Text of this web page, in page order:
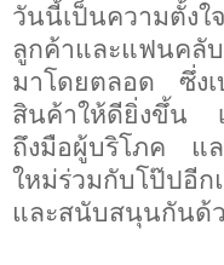
วันนี้เป็นความตั้งใ
ลูกค้าและแฟนคลั
มาโดยตลอด ซึ่งเ
สินค้าให้ดียิ่งขึ้น
ถึงมือผู้บริโภค แล
ใหม่ร่วมกับโป๊ป
และสนับสนุนกันด้